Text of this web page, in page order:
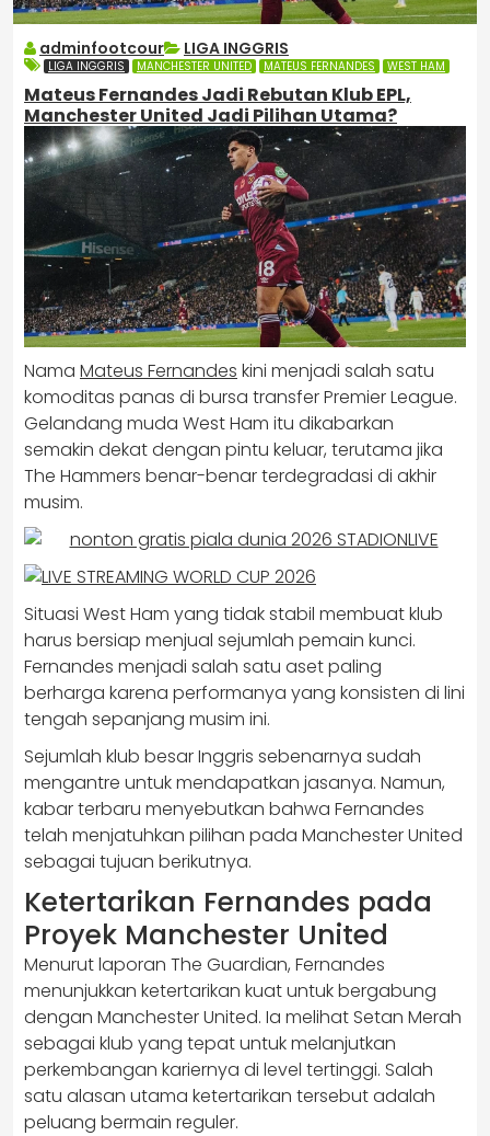
adminfootcour LIGA INGGRIS
LIGA INGGRIS MANCHESTER UNITED MATEUS FERNANDES WEST HAM
Mateus Fernandes Jadi Rebutan Klub EPL,
Manchester United Jadi Pilihan Utama?
Nama Mateus Fernandes kini menjadi salah satu
komoditas panas di bursa transfer Premier League.
Gelandang muda West Ham itu dikabarkan
semakin dekat dengan pintu keluar, terutama jika
The Hammers benar-benar terdegradasi di akhir
musim.
Situasi West Ham yang tidak stabil membuat klub
harus bersiap menjual sejumlah pemain kunci.
Fernandes menjadi salah satu aset paling
berharga karena performanya yang konsisten di lini
tengah sepanjang musim ini.
Sejumlah klub besar Inggris sebenarnya sudah
mengantre untuk mendapatkan jasanya. Namun,
kabar terbaru menyebutkan bahwa Fernandes
telah menjatuhkan pilihan pada Manchester United
sebagai tujuan berikutnya.
Ketertarikan Fernandes pada
Proyek Manchester United
Menurut laporan The Guardian, Fernandes
menunjukkan ketertarikan kuat untuk bergabung
dengan Manchester United. Ia melihat Setan Merah
sebagai klub yang tepat untuk melanjutkan
perkembangan kariernya di level tertinggi. Salah
satu alasan utama ketertarikan tersebut adalah
peluang bermain reguler.